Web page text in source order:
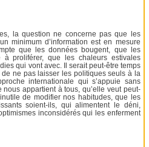
la question ne concerne pas que les
minimum d’information est en mesure
que les données bougent, que les
à proliférer, que les chaleurs estivales
qui vont avec. Il serait peut-être temps
ne pas laisser les politiques seuls à la
internationale qui s’appuie sans
appartient à tous, qu’elle veut peut-
de modifier nos habitudes, que les
soient-ils, qui alimentent le déni,
inconsidérés qui les enferment